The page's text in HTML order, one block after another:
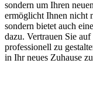
sondern um Ihren
ermöglicht Ihnen nicht
sondern bietet auch
dazu. Vertrauen Sie
professionell zu
in Ihr neues Zuhause